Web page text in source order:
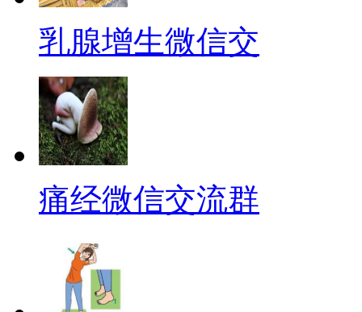
乳腺增生微信交
痛经微信交流群